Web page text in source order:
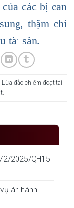
các bị can
thậm chí
tài sản.
Lừa đảo chiếm đoạt tài
2025/QH15
án hành